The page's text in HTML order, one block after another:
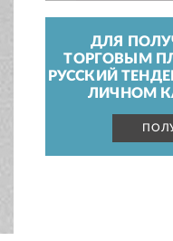
ДЛЯ
ТОРГОВЫМ
РУССКИЙ
ЛИЧНОМ